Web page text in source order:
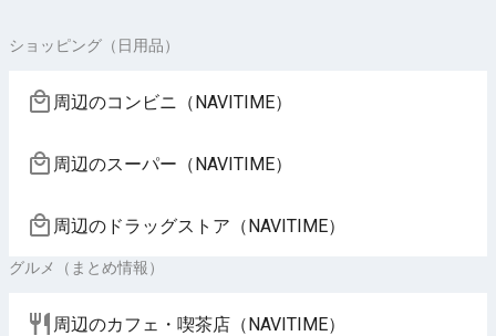
ショッピング（日用品）
周辺のコンビニ（NAVITIME）
周辺のスーパー（NAVITIME）
周辺のドラッグストア（NAVITIME）
グルメ（まとめ情報）
周辺のカフェ・喫茶店（NAVITIME）